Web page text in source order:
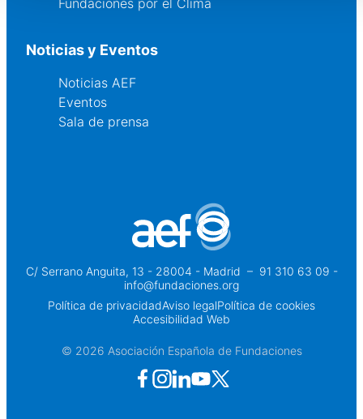
Fundaciones por el Clima
Noticias y Eventos
Noticias AEF
Eventos
Sala de prensa
C/ Serrano Anguita, 13 - 28004 - Madrid – 91 310 63 09 -
info@fundaciones.org
Política de privacidadAviso legalPolítica de cookies
Accesibilidad Web
© 2026 Asociación Española de Fundaciones